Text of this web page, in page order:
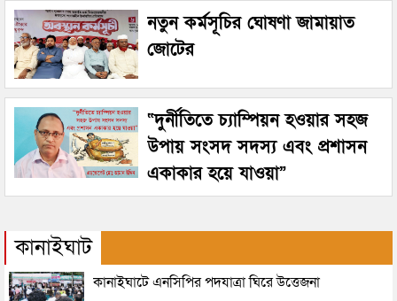
নতুন কর্মসূচির ঘোষণা জামায়াত
জোটের
“দুর্নীতিতে চ্যাম্পিয়ন হওয়ার সহজ
উপায় সংসদ সদস্য এবং প্রশাসন
একাকার হয়ে যাওয়া”
কানাইঘাট
কানাইঘাটে এনসিপির পদযাত্রা ঘিরে উত্তেজনা